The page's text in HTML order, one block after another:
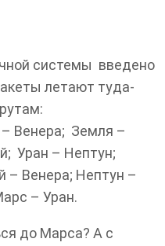
системы введено
летают туда-
Венера; Земля –
Уран – Нептун;
– Венера; Нептун –
– Уран.
до Марса? А с